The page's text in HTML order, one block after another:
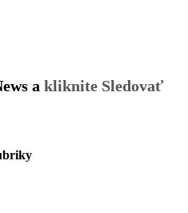
a kliknite Sledovať